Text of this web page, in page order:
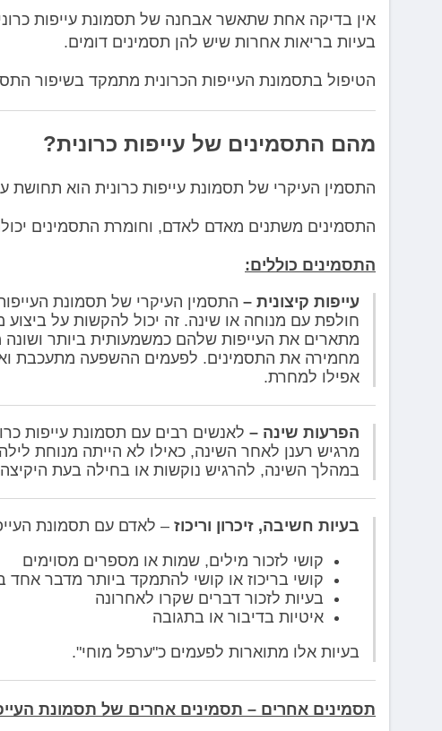
אין בדיקה אחת שתאשר אבחנה של תסמונת עייפות
בעיות בריאות אחרות שיש להן תסמינים דומים.
הטיפול בתסמונת העייפות הכרונית מתמקד בשיפור
מהם התסמינים של עייפות כרונית?
התסמין העיקרי של תסמונת עייפות כרונית הוא תחושת
התסמינים משתנים מאדם לאדם, וחומרת התסמינים
התסמינים כוללים:
עייפות קיצונית – התסמין העיקרי של תסמונת
חולפת עם מנוחה או שינה. זה יכול להקשות על ביצוע
מתארים את העייפות שלהם כמשמעותית ביותר ושונה
מחמירה את התסמינים. לפעמים ההשפעה מתעכבת
אפילו למחרת.
הפרעות שינה – לאנשים רבים עם תסמונת עייפות
מרגיש רענן לאחר השינה, כאילו לא הייתה מנוחת
במהלך השינה, להרגיש נוקשות או בחילה בעת היקיצה
בעיות חשיבה, זיכרון וריכוז – לאדם עם תסמונת
קושי לזכור מילים, שמות או מספרים מסוימים
קושי בריכוז או קושי להתמקד ביותר מדבר אחד
בעיות לזכור דברים שקרו לאחרונה
איטיות בדיבור או בתגובה
בעיות אלו מתוארות לפעמים כ"ערפל מוחי".
תסמינים אחרים – תסמינים אחרים של תסמונת